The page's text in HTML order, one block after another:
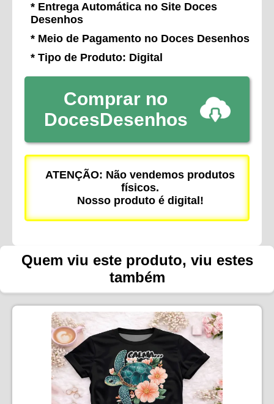
* Entrega Automática no Site Doces
Desenhos
* Meio de Pagamento no Doces Desenhos
* Tipo de Produto: Digital
Comprar no
DocesDesenhos
ATENÇÃO: Não vendemos produtos
físicos.
Nosso produto é digital!
Quem viu este produto, viu estes
também